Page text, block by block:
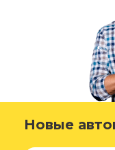
Новые